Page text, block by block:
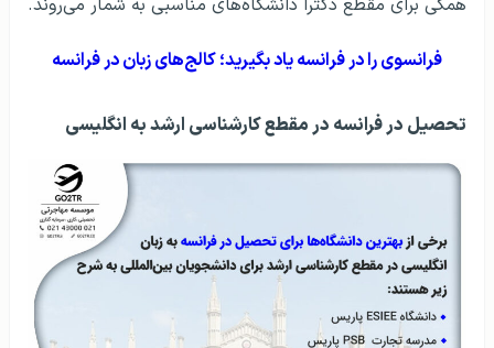
همگی برای مقطع دکترا دانشگاه‌های مناسبی به شمار می‌روند.
فرانسوی را در فرانسه یاد بگیرید؛ کالج‌های زبان در فرانسه
تحصیل در فرانسه در مقطع کارشناسی ارشد به انگلیسی